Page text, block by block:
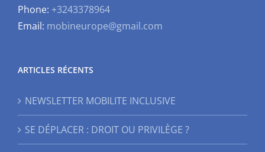
Phone: +3243378964
Email: mobineurope@gmail.com
ARTICLES RÉCENTS
NEWSLETTER MOBILITE INCLUSIVE
SE DÉPLACER : DROIT OU PRIVILÈGE ?